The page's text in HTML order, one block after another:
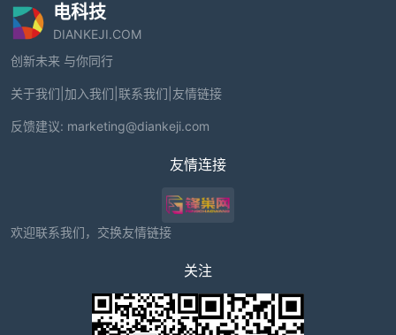
电科技
DIANKEJI.COM
创新未来 与你同行
关于我们 加入我们 联系我们 友情链接
反馈建议: marketing@diankeji.com
友情连接
欢迎联系我们，交换友情链接
关注